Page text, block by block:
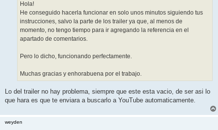
Hola!
He conseguido hacerla funcionar en solo unos minutos siguiendo tus
instrucciones, salvo la parte de los trailer ya que, al menos de
momento, no tengo tiempo para ir agregando la referencia en el
apartado de comentarios.
Pero lo dicho, funcionando perfectamente.
Muchas gracias y enhorabuena por el trabajo.
Lo del trailer no hay problema, siempre que este esta vacio, de ser asi lo
que hara es que te enviara a buscarlo a YouTube automaticamente.
weyden